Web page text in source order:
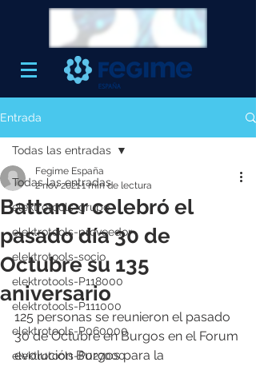
Entrada
Todas las entradas
elektrotools-grupo
elektrotools-proveedor
elektrotools-socio
elektrotools-P118000
elektrotools-P111000
elektrotools-P060000
elektrotools-P027000
Todas las entradas
Battaner celebró el
pasado día 30 de
Octubre su 135
aniversario
Fegime España
2 nov 20211 min de lectura
125 personas se reunieron el pasado
30 de Octubre en Burgos en el Forum
evolución Burgos para la